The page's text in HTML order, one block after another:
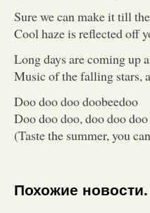
Sure we can make it till
Cool haze is reflected off
Long days are coming up
Music of the falling stars,
Doo doo doo doobeedoo
Doo doo doo, doo doo doo
(Taste the summer, you
Похожие новости.